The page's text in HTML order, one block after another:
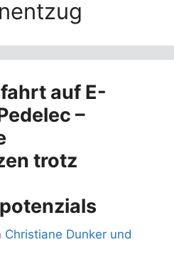
auf E-
–
trotz
Christiane Dunker und